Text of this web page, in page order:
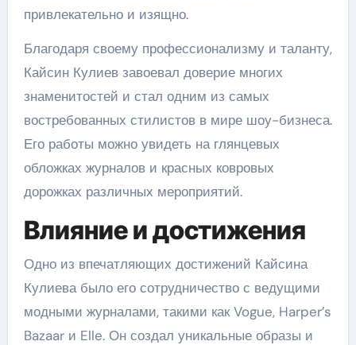
привлекательно и изящно.
Благодаря своему профессионализму и таланту,
Кайсин Кулиев завоевал доверие многих
знаменитостей и стал одним из самых
востребованных стилистов в мире шоу-бизнеса.
Его работы можно увидеть на глянцевых
обложках журналов и красных ковровых
дорожках различных мероприятий.
Влияние и достижения
Одно из впечатляющих достижений Кайсина
Кулиева было его сотрудничество с ведущими
модными журналами, такими как Vogue, Harper’s
Bazaar и Elle. Он создал уникальные образы и